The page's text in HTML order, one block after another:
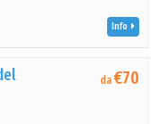
Info
da€70